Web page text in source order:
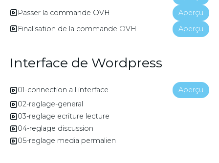
Passer la commande OVH
Aperçu
Finalisation de la commande OVH
Aperçu
Interface de Wordpress
01-connection a l interface
Aperçu
02-reglage-general
03-reglage ecriture lecture
04-reglage discussion
05-reglage media permalien